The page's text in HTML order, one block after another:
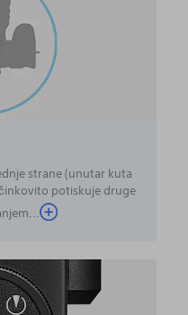
strane (unutar kuta
potiskuje druge